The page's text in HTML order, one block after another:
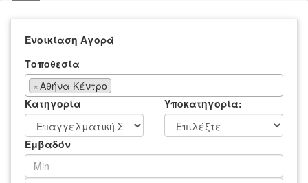
Ενοικίαση Αγορά
Τοποθεσία
×Αθήνα Κέντρο
Κατηγορία
Υποκατηγορία:
Εμβαδόν